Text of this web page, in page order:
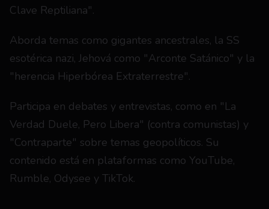
Clave Reptiliana".
Aborda temas como gigantes ancestrales, la SS
esotérica nazi, Jehová como "Arconte Satánico" y la
"herencia Hiperbórea Extraterrestre".
Participa en debates y entrevistas, como en "La
Verdad Duele, Pero Libera" (contra comunistas) y
"Contraparte" sobre temas geopolíticos. Su
contenido está en plataformas como YouTube,
Rumble, Odysee y TikTok.